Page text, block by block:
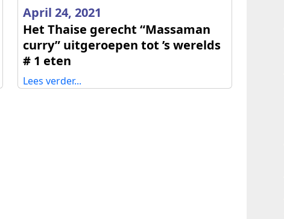
April 24, 2021
Het Thaise gerecht “Massaman
curry” uitgeroepen tot ’s werelds
# 1 eten
Lees verder...